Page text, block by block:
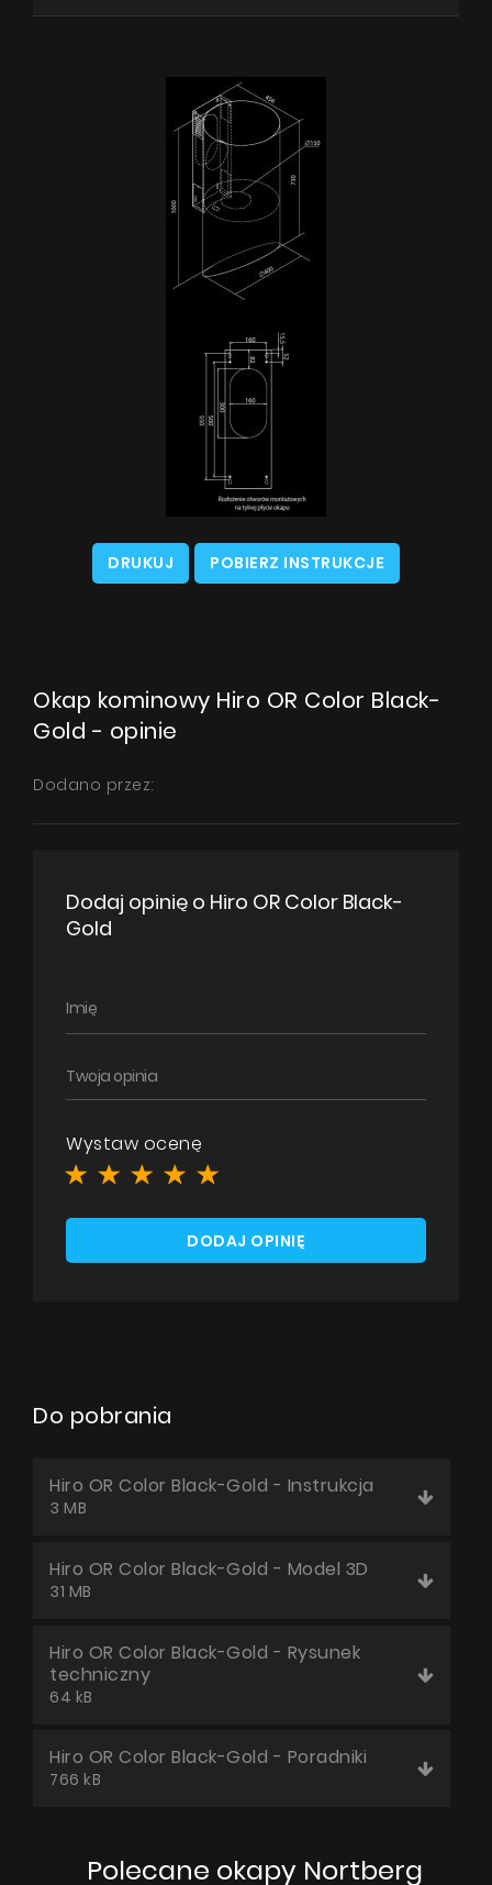
DRUKUJ POBIERZ INSTRUKCJE
Okap kominowy Hiro OR Color Black-
Gold - opinie
Dodano przez:
Dodaj opinię o Hiro OR Color Black-
Gold
Wystaw ocenę
DODAJ OPINIĘ
Do pobrania
Hiro OR Color Black-Gold - Instrukcja
3 MB
Hiro OR Color Black-Gold - Model 3D
31 MB
Hiro OR Color Black-Gold - Rysunek
techniczny
64 kB
Hiro OR Color Black-Gold - Poradniki
766 kB
Polecane okapy Nortberg